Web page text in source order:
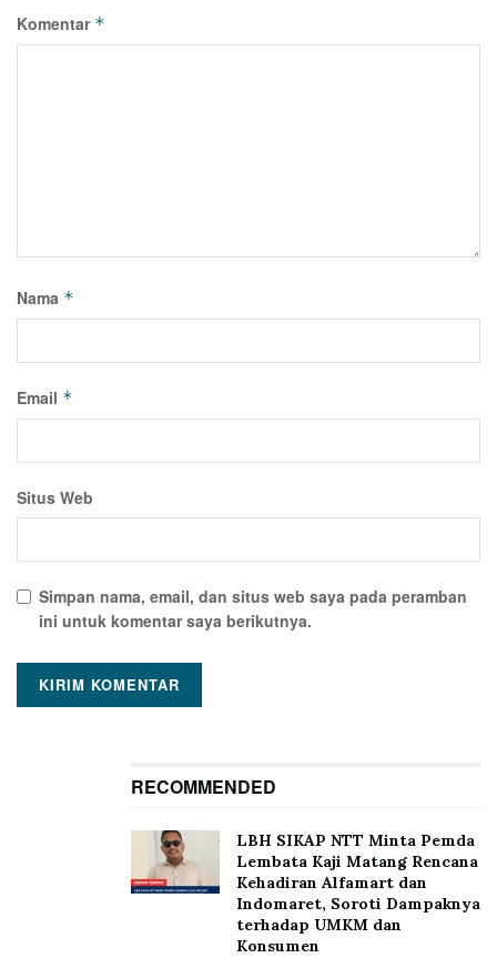
Komentar *
Nama *
Email *
Situs Web
Simpan nama, email, dan situs web saya pada peramban
ini untuk komentar saya berikutnya.
RECOMMENDED
LBH SIKAP NTT Minta Pemda
Lembata Kaji Matang Rencana
Kehadiran Alfamart dan
Indomaret, Soroti Dampaknya
terhadap UMKM dan
Konsumen